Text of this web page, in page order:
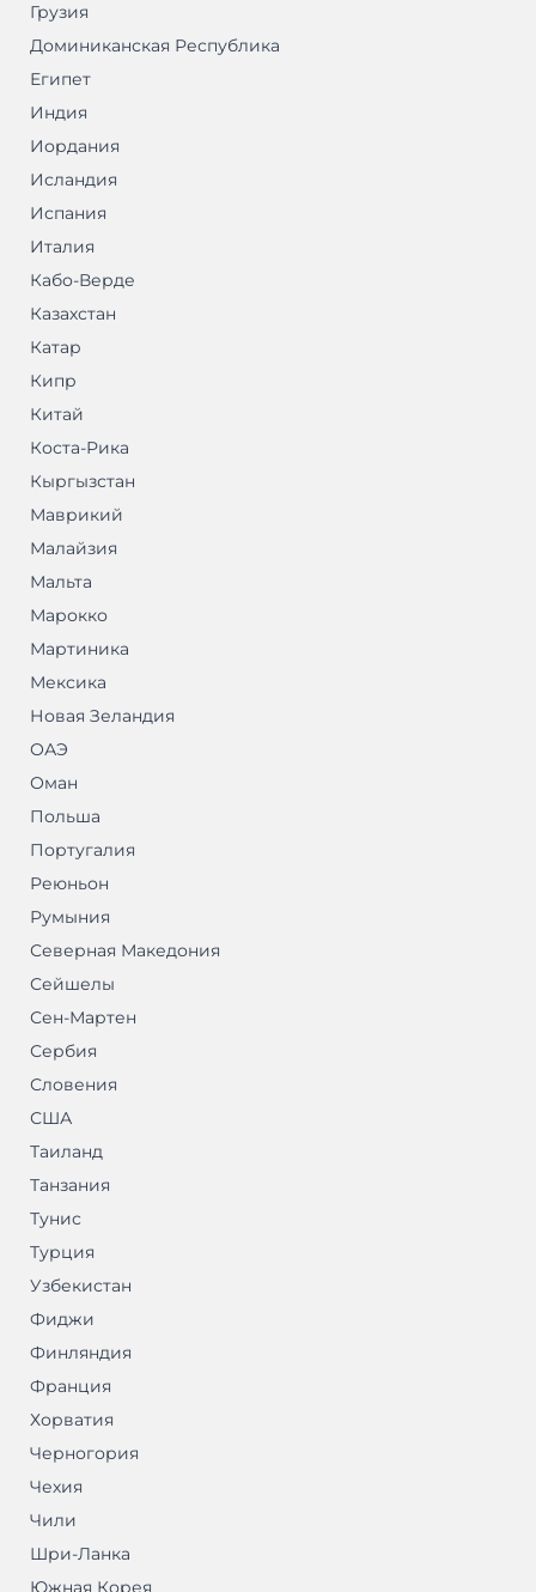
Грузия
Доминиканская Республика
Египет
Индия
Иордания
Исландия
Испания
Италия
Кабо-Верде
Казахстан
Катар
Кипр
Китай
Коста-Рика
Кыргызстан
Маврикий
Малайзия
Мальта
Марокко
Мартиника
Мексика
Новая Зеландия
ОАЭ
Оман
Польша
Португалия
Реюньон
Румыния
Северная Македония
Сейшелы
Сен-Мартен
Сербия
Словения
США
Таиланд
Танзания
Тунис
Турция
Узбекистан
Фиджи
Финляндия
Франция
Хорватия
Черногория
Чехия
Чили
Шри-Ланка
Южная Корея